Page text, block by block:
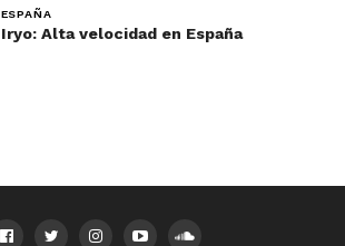
ESPAÑA
Iryo: Alta velocidad en España